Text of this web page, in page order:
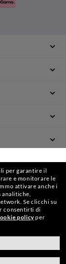
usa
per garantire il
e monitorare le
attivare anche i
analitiche,
Se clicchi su
consentirti di
policyper